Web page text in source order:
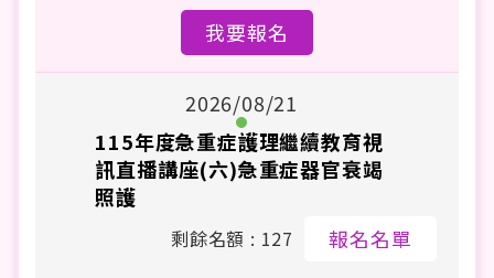
我要報名
2026/08/21
115年度急重症護理繼續教育視
訊直播講座(六)急重症器官衰竭
照護
剩餘名額 : 127 報名名單